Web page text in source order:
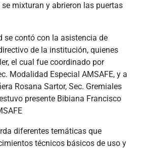
mixturan y abrieron las puertas
se contó con la asistencia de
de la institución, quienes
el cual fue coordinado por
Modalidad Especial AMSAFE, y a
Rosana Sartor, Sec. Gremiales
presente Bibiana Francisco
diferentes temáticas que
técnicos básicos de uso y